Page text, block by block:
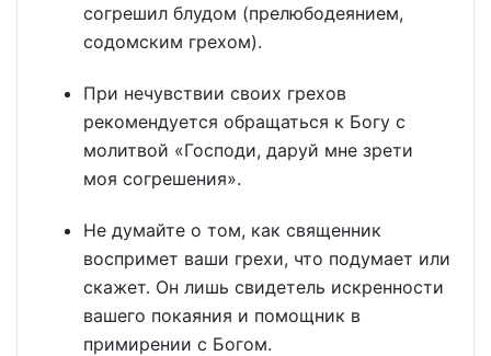
согрешил блудом (прелюбодеянием,
содомским грехом).
При нечувствии своих грехов
рекомендуется обращаться к Богу с
молитвой «Господи, даруй мне зрети
моя согрешения».
Не думайте о том, как священник
воспримет ваши грехи, что подумает или
скажет. Он лишь свидетель искренности
вашего покаяния и помощник в
примирении с Богом.